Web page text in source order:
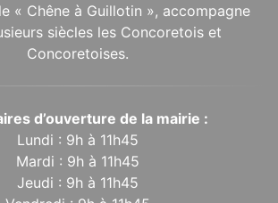
« Chêne à Guillotin », accompagne
siècles les Concoretois et
Concoretoises.
d’ouverture de la mairie :
Lundi : 9h à 11h45
Mardi : 9h à 11h45
Jeudi : 9h à 11h45